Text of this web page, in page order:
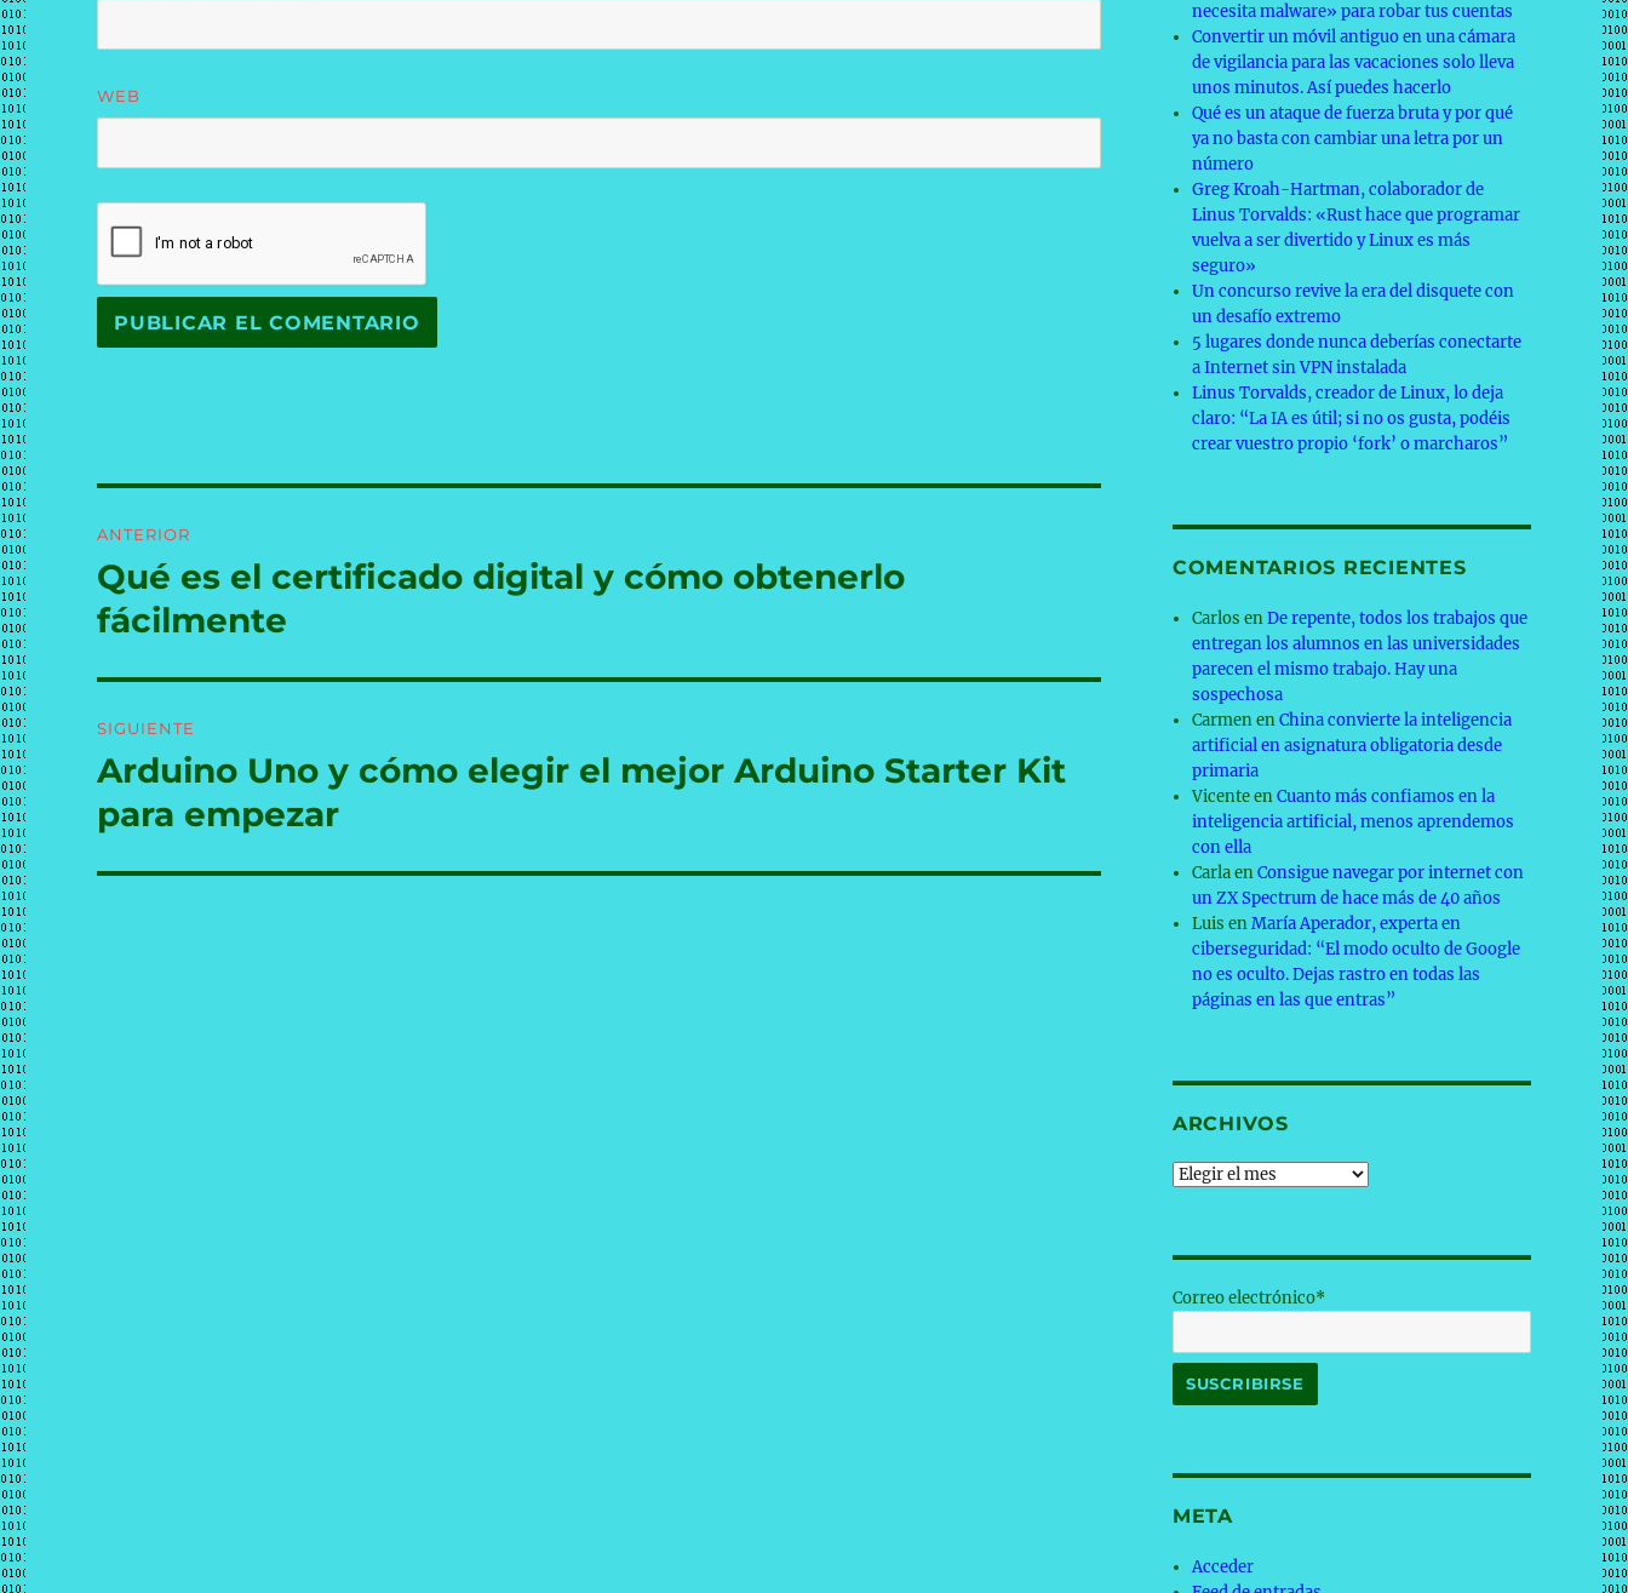
WEB
de
entradas
ANTERIOR
Entrada
anterior:
Qué es el certificado digital y cómo obtenerlo
fácilmente
SIGUIENTE
Entrada
Arduino Uno y cómo elegir el mejor Arduino Starter Kit
para empezar
necesita malware» para robar tus cuentas
Convertir un móvil antiguo en una cámara
de vigilancia para las vacaciones solo lleva
unos minutos. Así puedes hacerlo
Qué es un ataque de fuerza bruta y por qué
ya no basta con cambiar una letra por un
número
Greg Kroah-Hartman, colaborador de
Linus Torvalds: «Rust hace que programar
vuelva a ser divertido y Linux es más
seguro»
Un concurso revive la era del disquete con
un desafío extremo
5 lugares donde nunca deberías conectarte
a Internet sin VPN instalada
Linus Torvalds, creador de Linux, lo deja
claro: “La IA es útil; si no os gusta, podéis
crear vuestro propio ‘fork’ o marcharos”
COMENTARIOS RECIENTES
Carlos enDe repente, todos los trabajos que
entregan los alumnos en las universidades
parecen el mismo trabajo. Hay una
sospechosa
CarmenenChina convierte la inteligencia
artificial en asignatura obligatoria desde
primaria
VicenteenCuanto más confiamos en la
inteligencia artificial, menos aprendemos
con ella
CarlaenConsigue navegar por internet con
un ZX Spectrum de hace más de 40 años
Luis enMaría Aperador, experta en
ciberseguridad: “El modo oculto de Google
no es oculto. Dejas rastro en todas las
páginas en las que entras”
ARCHIVOS
Archivos
Correo electrónico*
META
Acceder